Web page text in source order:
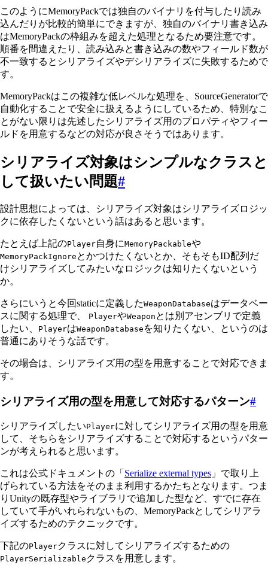
このようにMemoryPackでは独自のバイナリを付与したり読み
込んだりが比較的簡単にできますが、独自のバイナリ書き込み
はMemoryPackの枠組みを超えた処理となるため要注意です。
順番を間違えたり、読み込みと書き込みの数やフィールド数が
不一致するとシリアライズやデシリアライズに失敗するためで
す。
MemoryPackはこの複雑な低レベルな処理を、SourceGeneratorで
自動化することで安全に扱えるようにしているため、特別なこ
とがない限りは先述したシリアライズ用のプロパティやフィー
ルドを用意するなどの対応が良さそうではあります。
シリアライズ対象はシンプルなクラスと
して扱いたい問題#
設計思想によっては、シリアライズ対象はシリアライズロジッ
クに依存したくないという話はあると思います。
たとえば上記のPlayer自身にMemoryPackableや
MemoryPackIgnore とかつけたくないとか、そもそもID配列だ
けシリアライズしてみたいなロジックは知りたくないという
か。
さらにいうと今回staticに定義したWeaponDatabaseはデータベー
スに関する処理で、
PlayerやWeapon とは別アセンブリで定義
したい、
PlayerはWeaponDatabase を知りたくない、というのは
普通にありそうな話です。
その場合は、シリアライズ用の型を用意することで対応できま
す。
シリアライズ用の型を用意して対応するパターン#
シリアライズしたいPlayerに対してシリアライズ用の型を用意
して、そちらをシリアライズすることで対応するというパター
ンが考えられると思います。
これは公式ドキュメントの「 Serialize external types 」で取り上
げられている方法をそのまま利用するかたちとなります。つま
りUnityの既存型やライブラリで追加した型など、すでに存在
していて手がいれられないもの、MemoryPackとしてシリアラ
イズするためのテクニックです。
下記のPlayerクラスに対してシリアライズするための
PlayerSerializable クラスを用意します。